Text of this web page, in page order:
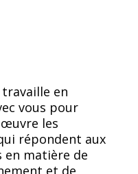
en
vous pour
les
répondent aux
en matière de
et de